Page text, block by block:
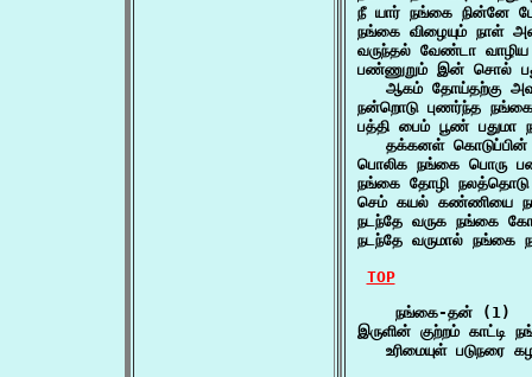
நீ யார் நங்கை நின்னே
நங்கை விழையும் நாள்
வருந்தல் வேண்டா
பண்ணுறும் இன் சொல்
ஆகம் தோய்தற்கு
நன்றொடு புணர்ந்த
பத்தி பைம் பூண் பதுமா
தக்கனள் கொடுப்பின்
பொலிக நங்கை பொரு
நங்கை தோழி
செம் கயல் கண்ணியை
நடந்தே வருக நங்கை
நடந்தே வருமால்
TOP
    நங்கை-தன் (1)
இருளின் குற்றம் காட்டி
உரிமையுள் படுநரை